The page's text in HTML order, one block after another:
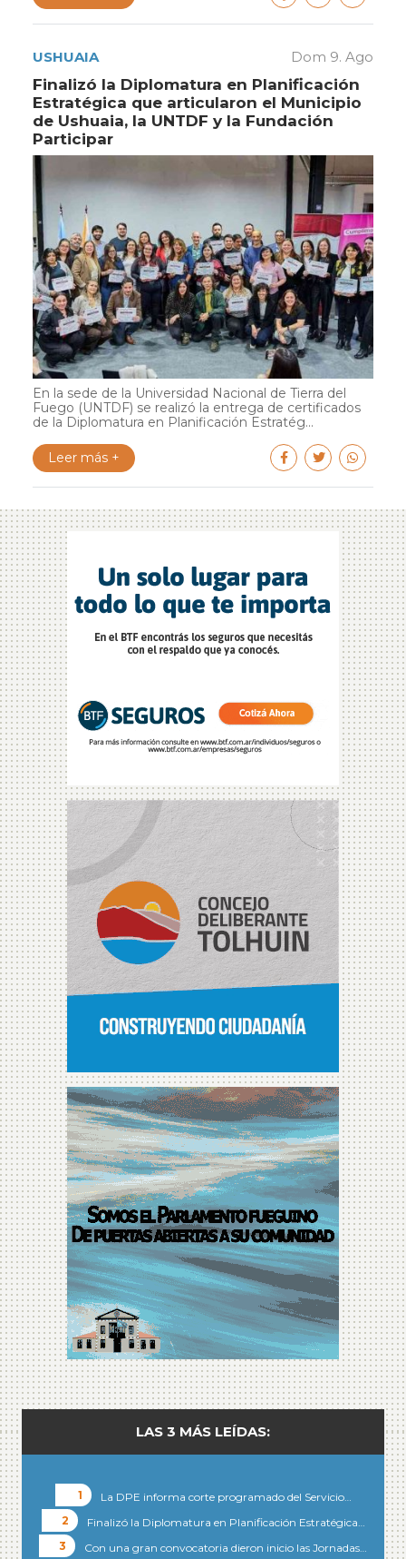
USHUAIA Dom 9. Ago
Finalizó la Diplomatura en Planificación
Estratégica que articularon el Municipio
de Ushuaia, la UNTDF y la Fundación
Participar
En la sede de la Universidad Nacional de Tierra del
Fuego (UNTDF) se realizó la entrega de certificados
de la Diplomatura en Planificación Estratég...
Leer más +
LAS 3 MÁS LEÍDAS:
La DPE informa corte programado del Servicio…
Finalizó la Diplomatura en Planificación Estratégica…
Con una gran convocatoria dieron inicio las Jornadas…